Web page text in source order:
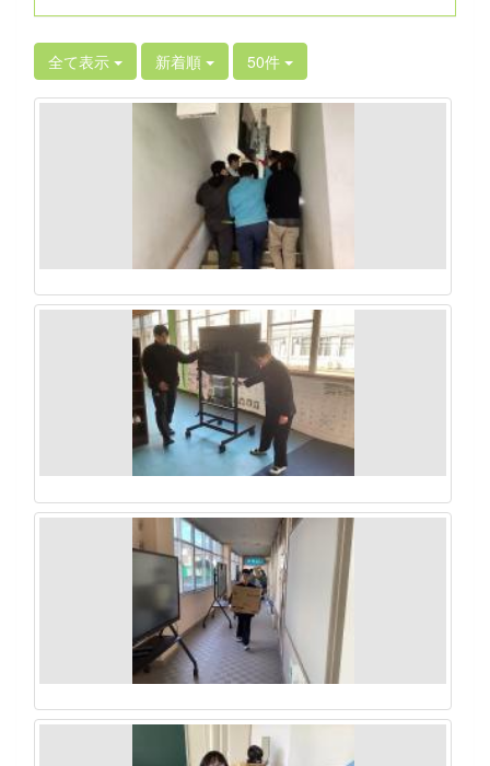
全て表示 新着順 50件